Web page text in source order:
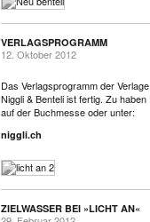
VERLAGSPROGRAMM
12. Oktober 2012
Das Verlagsprogramm der Verlage
Niggli & Benteli ist fertig. Zu haben
auf der Buchmesse oder unter:
niggli.ch
ZIELWASSER BEI »LICHT AN«